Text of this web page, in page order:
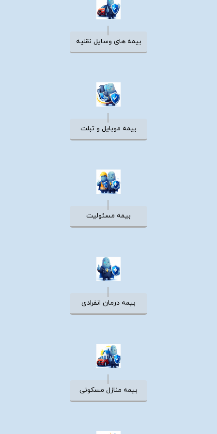
بیمه های وسایل نقلیه
بیمه موبایل و تبلت
بیمه مسئولیت
بیمه درمان انفرادی
بیمه منازل مسکونی